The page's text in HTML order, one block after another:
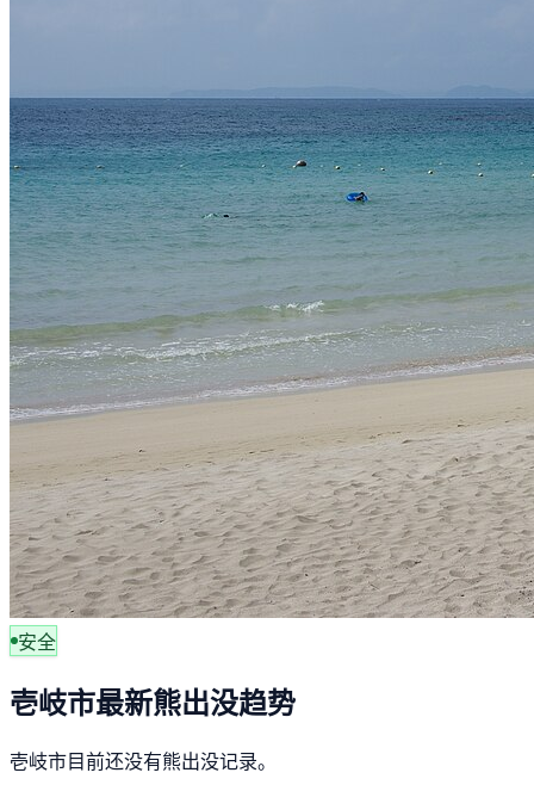
安全
壱岐市最新熊出没趋势
壱岐市目前还没有熊出没记录。